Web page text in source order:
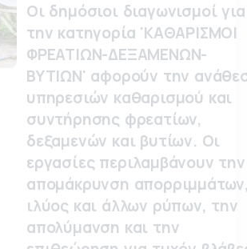
Οι δημόσιοι διαγωνισμοί για
την κατηγορία 'ΚΑΘΑΡΙΣΜΟΙ
ΦΡΕΑΤΙΩΝ-ΔΕΞΑΜΕΝΩΝ-
ΒΥΤΙΩΝ' αφορούν την
υπηρεσιών καθαρισμού και
συντήρησης φρεατίων,
δεξαμενών και βυτίων. Οι
εργασίες περιλαμβάνουν την
απομάκρυνση
ιλύος και άλλων ρύπων, την
απολύμανση και την